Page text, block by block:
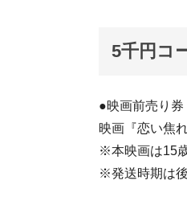
5千円コ
●映画前売り券
映画『恋い焦
※本映画は15
※発送時期は